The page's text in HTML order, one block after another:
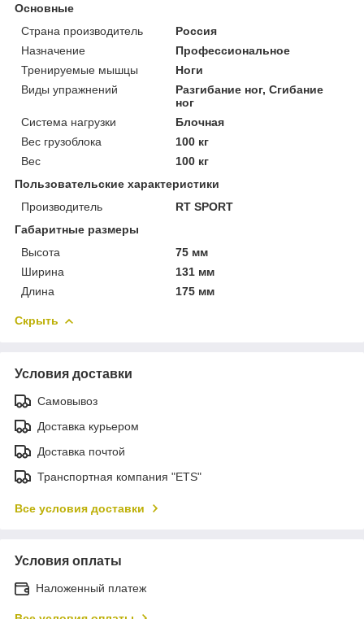
Основные
Страна производитель
Россия
Назначение
Профессиональное
Тренируемые мышцы
Ноги
Виды упражнений
Разгибание ног, Сгибание
ног
Система нагрузки
Блочная
Вес грузоблока
100 кг
Вес
100 кг
Пользовательские характеристики
Производитель
RT SPORT
Габаритные размеры
Высота
75 мм
Ширина
131 мм
Длина
175 мм
Скрыть
Условия доставки
Самовывоз
Доставка курьером
Доставка почтой
Транспортная компания "ETS"
Все условия доставки
Условия оплаты
Наложенный платеж